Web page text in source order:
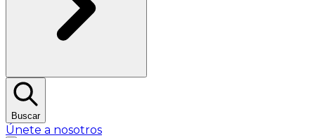
Buscar
Únete a nosotros